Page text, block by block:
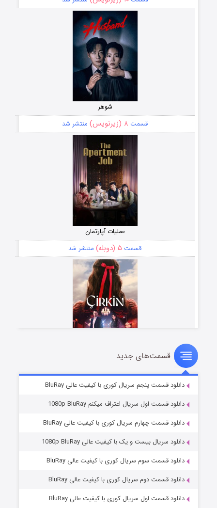
شوهر
قسمت ۸ (زیرنویس) منتشر شد
عملیات آپارتمان
قسمت ۵ (دوبله) منتشر شد
سریال زشت
قسمت۲ (زیرنویس) منتشر شد
مردگان متحرک: شهر مرده ۳
قسمت۲ (زیرنویس) منتشر شد
قسمت‌های جدید
دانلود قسمت پنجم سریال کوری با کیفیت عالی BluRay
دانلود قسمت اول سریال اعتراف میکنم 1080p BluRay
دانلود قسمت چهارم سریال کوری با کیفیت عالی BluRay
دانلود سریال بیست و یک با کیفیت عالی 1080p BluRay
دانلود قسمت سوم سریال کوری با کیفیت عالی BluRay
دانلود قسمت دوم سریال کوری با کیفیت عالی BluRay
دانلود قسمت اول سریال کوری با کیفیت عالی BluRay